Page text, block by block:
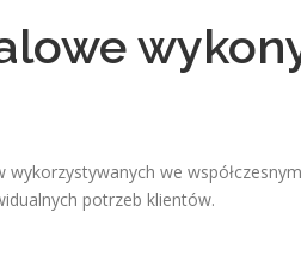
we
potrzeb klientów.